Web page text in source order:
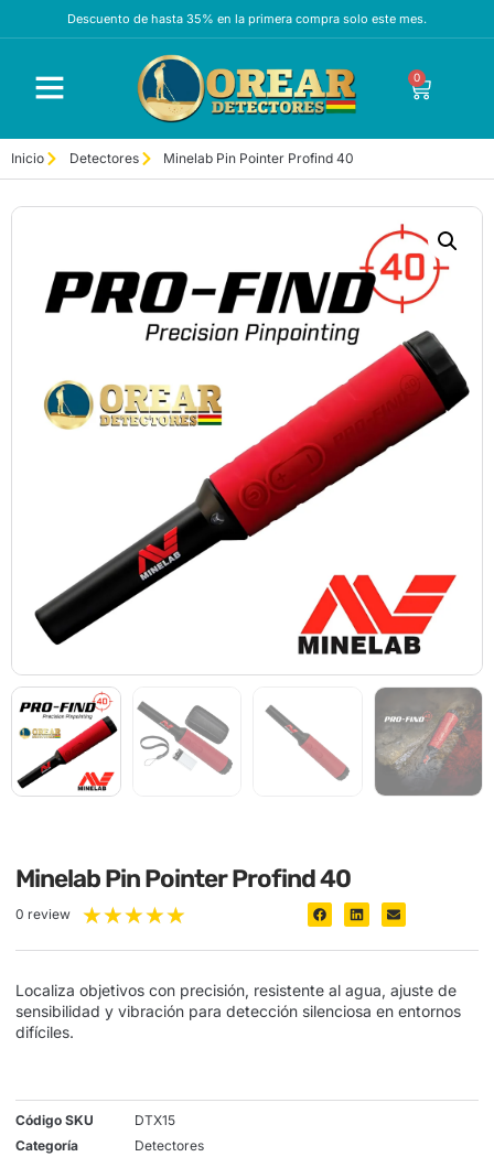
Descuento de hasta 35% en la primera compra solo este mes.
0
Inicio Detectores Minelab Pin Pointer Profind 40
Minelab Pin Pointer Profind 40
0 review ★★★★★
Localiza objetivos con precisión, resistente al agua, ajuste de
sensibilidad y vibración para detección silenciosa en entornos
difíciles.
Código SKU
DTX15
Categoría
Detectores